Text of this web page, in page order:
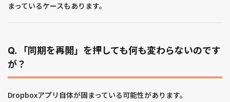
まっているケースもあります。
Q. 「同期を再開」を押しても何も変わらないのです
が？
Dropboxアプリ自体が固まっている可能性があります。